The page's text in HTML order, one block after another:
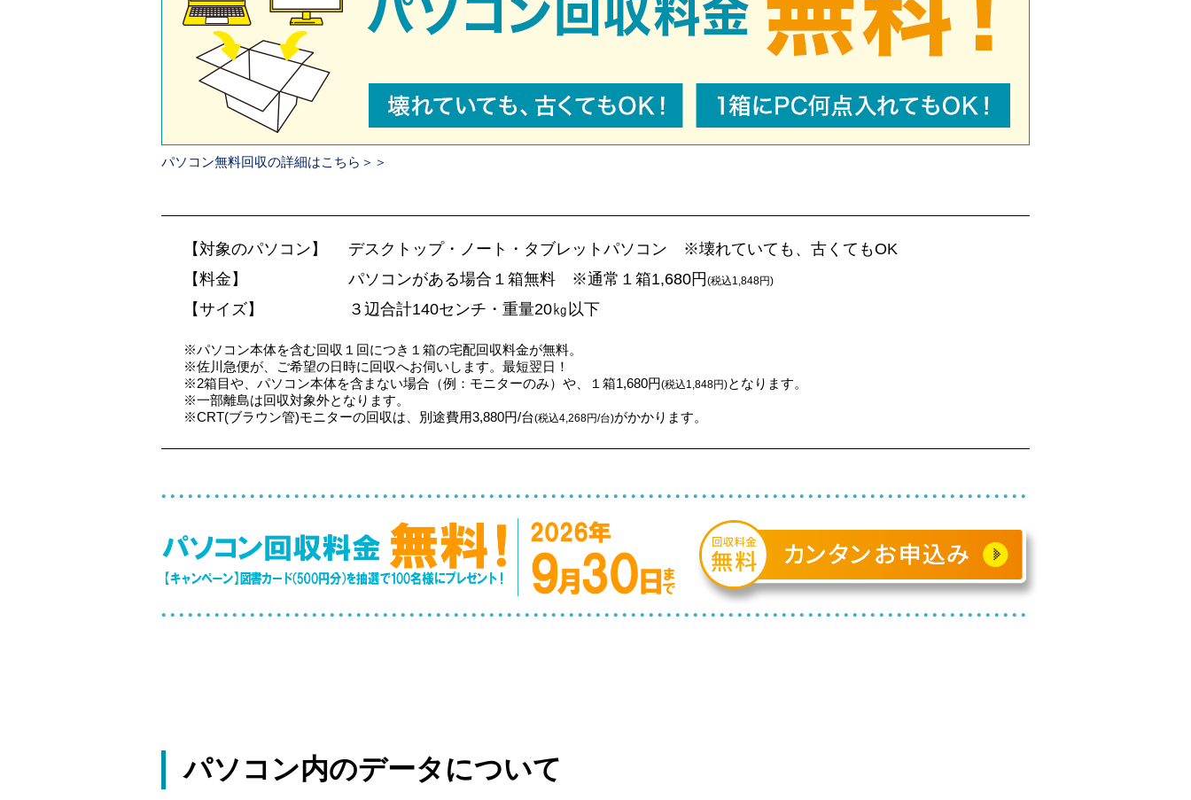
パソコン無料回収の詳細はこちら＞＞
【対象のパソコン】
デスクトップ・ノート・タブレットパソコン ※壊れていても、古くてもOK
【料金】
パソコンがある場合１箱無料 ※通常１箱1,680円(税込1,848円)
【サイズ】 ３辺合計140センチ・重量20㎏以下
※パソコン本体を含む回収１回につき１箱の宅配回収料金が無料。
※佐川急便が、ご希望の日時に回収へお伺いします。最短翌日！
※2箱目や、パソコン本体を含まない場合（例：モニターのみ）や、１箱1,680円(税込1,848円)となります。
※一部離島は回収対象外となります。
※CRT(ブラウン管)モニターの回収は、別途費用3,880円/台(税込4,268円/台)がかかります。
パソコン内のデータについて